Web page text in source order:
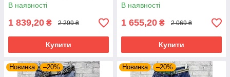
В наявності
1 839,20 ₴ 2 299 ₴
Купити
В наявності
1 655,20 ₴ 2 069 ₴
Купити
Новинка –20% Новинка –20%